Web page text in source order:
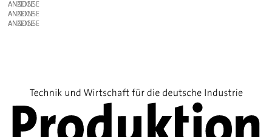
ANZEIGE
ANZEIGE
ANZEIGE